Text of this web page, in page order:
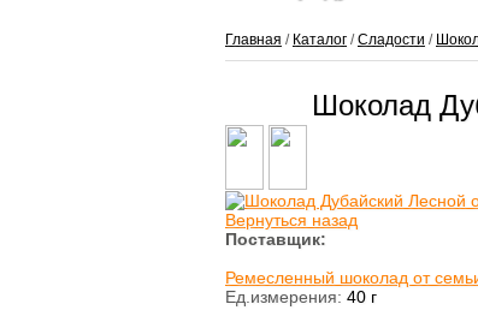
Главная / Каталог /Сладости /
Шоколад
Вернуться назад
Поставщик:
Ремесленный шоколад от
Ед.измерения: 40 г